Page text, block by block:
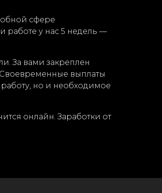
сфере
работе у нас 5 недель —
За вами закреплен
выплаты
но и необходимое
онлайн. Заработки от